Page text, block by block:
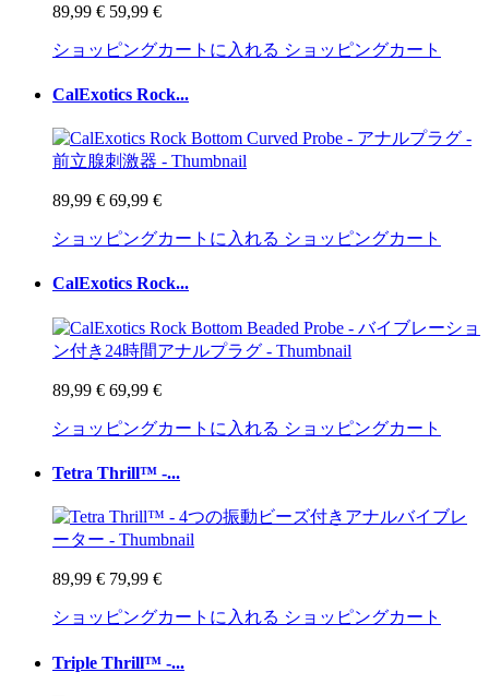
89,99 € 59,99 €
ショッピングカートに入れる ショッピングカート
CalExotics Rock...
89,99 € 69,99 €
ショッピングカートに入れる ショッピングカート
CalExotics Rock...
89,99 € 69,99 €
ショッピングカートに入れる ショッピングカート
Tetra Thrill™ -...
89,99 € 79,99 €
ショッピングカートに入れる ショッピングカート
Triple Thrill™ -...